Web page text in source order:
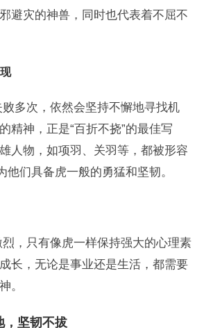
避灾的神兽，同时也代表着不屈不
多次，依然会坚持不懈地寻找机
精神，正是“百折不挠”的最佳写
人物，如项羽、关羽等，都被形容
他们具备虎一般的勇猛和坚韧。
，只有像虎一样保持强大的心理素
长，无论是事业还是生活，都需要
。
，坚韧不拔